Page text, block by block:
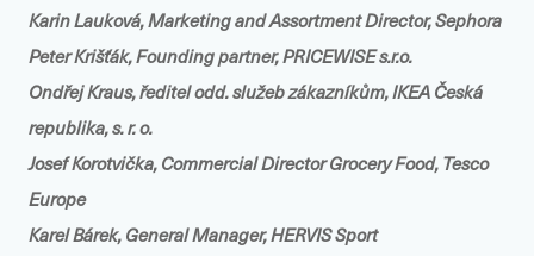
Karin Lauková, Marketing and Assortment Director, Sephora
Peter Krišťák, Founding partner, PRICEWISE s.r.o.
Ondřej Kraus, ředitel odd. služeb zákazníkům, IKEA Česká
republika, s. r. o.
Josef Korotvička, Commercial Director Grocery Food, Tesco
Europe
Karel Bárek, General Manager, HERVIS Sport